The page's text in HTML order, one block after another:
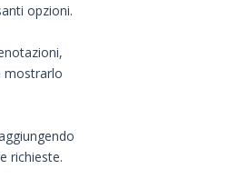
opzioni.
mostrarlo
richieste.